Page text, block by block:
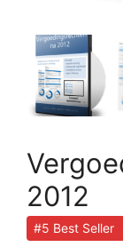
2012
#5 Best Seller